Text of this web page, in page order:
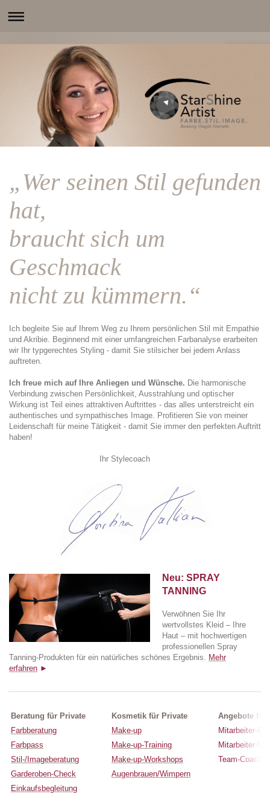
„Wer seinen Stil gefunden
hat,
braucht sich um
Geschmack
nicht zu kümmern.“
Ich begleite Sie auf Ihrem Weg zu Ihrem persönlichen Stil mit Empathie
und Akribie. Beginnend mit einer umfangreichen Farbanalyse erarbeiten
wir Ihr typgerechtes Styling - damit Sie stilsicher bei jedem Anlass
auftreten.
Ich freue mich auf Ihre Anliegen und Wünsche. Die harmonische
Verbindung zwischen Persönlichkeit, Ausstrahlung und optischer
Wirkung ist Teil eines attraktiven Auftrittes - das alles unterstreicht ein
authentisches und sympathisches Image. Profitieren Sie von meiner
Leidenschaft für meine Tätigkeit - damit Sie immer den perfekten Auftritt
haben!
Ihr Stylecoach
Neu: SPRAY
TANNING
Verwöhnen Sie Ihr
wertvollstes Kleid – Ihre
Haut – mit hochwertigen
professionellen Spray
Tanning-Produkten für ein natürliches schönes Ergebnis. Mehr
erfahren ►
Beratung für Private Kosmetik für Private
Angebote für
Farbberatung
Make-up
Mitarbeiter-
Farbpass
Make-up-Training
Mitarbeiter-
Stil-/Imageberatung
Make-up-Workshops
Team-
Garderoben-Check
Augenbrauen/Wimpern
Einkaufsbegleitung